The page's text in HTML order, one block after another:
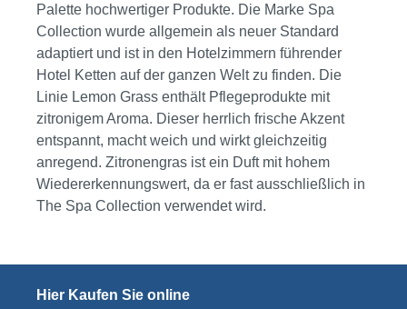
Palette hochwertiger Produkte. Die Marke Spa
Collection wurde allgemein als neuer Standard
adaptiert und ist in den Hotelzimmern führender
Hotel Ketten auf der ganzen Welt zu finden. Die
Linie Lemon Grass enthält Pflegeprodukte mit
zitronigem Aroma. Dieser herrlich frische Akzent
entspannt, macht weich und wirkt gleichzeitig
anregend. Zitronengras ist ein Duft mit hohem
Wiedererkennungswert, da er fast ausschließlich in
The Spa Collection verwendet wird.
Hier Kaufen Sie online